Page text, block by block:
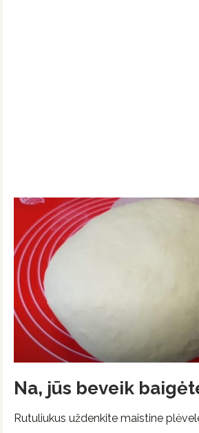
Na, jūs beveik
Rutuliukus uždenkite maistine